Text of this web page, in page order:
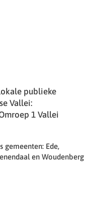
publieke
Vallei:
1 Vallei
gemeenten: Ede,
en Woudenberg